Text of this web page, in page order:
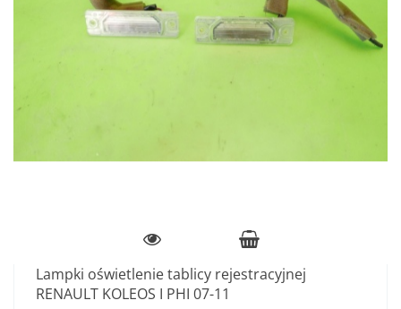
Lampki oświetlenie tablicy rejestracyjnej
RENAULT KOLEOS I PHI 07-11